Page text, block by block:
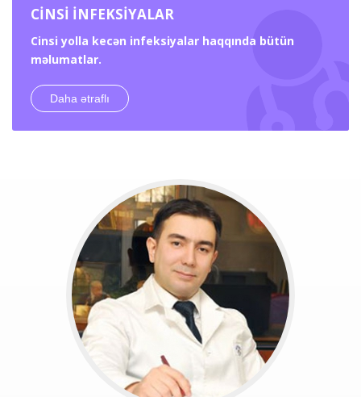
CİNSİ İNFEKSİYALAR
Cinsi yolla kecən infeksiyalar haqqında bütün
məlumatlar.
Daha ətraflı